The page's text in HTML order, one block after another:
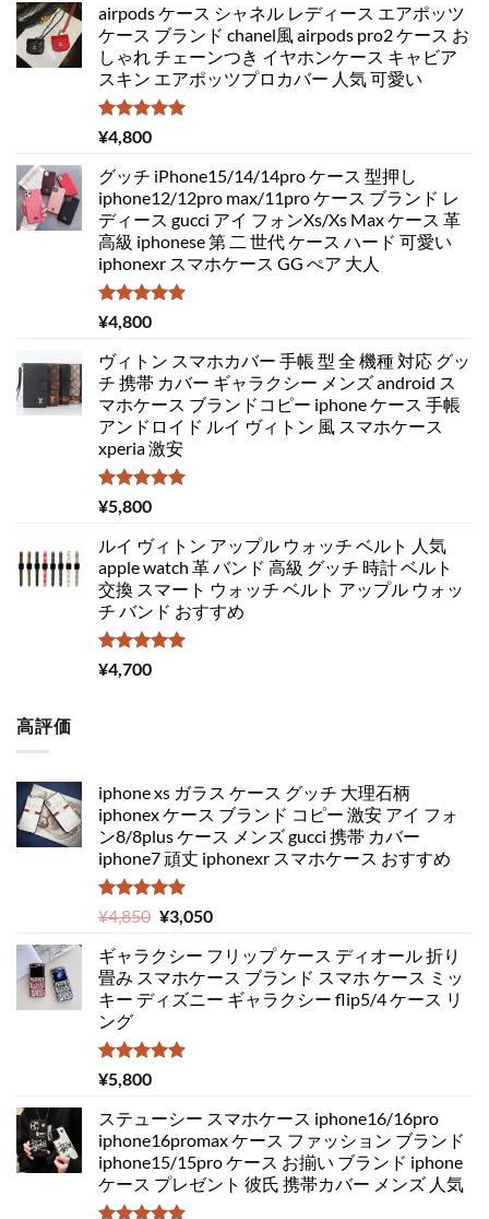
airpods ケース シャネル レディース エアポッツ
ケース ブランド chanel風 airpods pro2 ケース お
しゃれ チェーンつき イヤホンケース キャビア
スキン エアポッツプロカバー 人気 可愛い
5段階中
5.00
¥4,800
グッチ iPhone15/14/14pro ケース 型押し
iphone12/12pro max/11pro ケース ブランド レ
ディース gucci アイ フォンXs/Xs Max ケース 革
高級 iphonese 第 二 世代 ケース ハード 可愛い
iphonexr スマホケース GG ぺア 大人
5段階中
5.00
¥4,800
ヴィトン スマホカバー 手帳 型 全 機種 対応 グッ
チ 携帯 カバー ギャラクシー メンズ android ス
マホケース ブランドコピー iphone ケース 手帳
アンドロイド ルイ ヴィトン 風 スマホケース
xperia 激安
5段階中
5.00
¥5,800
ルイ ヴィトン アップル ウォッチ ベルト 人気
apple watch 革 バンド 高級 グッチ 時計 ベルト
交換 スマート ウォッチ ベルト アップル ウォッ
チ バンド おすすめ
5段階中
5.00
¥4,700
高評価
iphone xs ガラス ケース グッチ 大理石柄
iphonex ケース ブランド コピー 激安 アイ フォ
ン8/8plus ケース メンズ gucci 携帯 カバー
iphone7 頑丈 iphonexr スマホケース おすすめ
5段階中
5.00
の評価
¥4,850 元
価
格
は
で
¥3,050現
の
価
格
ギャラクシー フリップ ケース ディオール 折り
畳み スマホケース ブランド スマホ ケース ミッ
キー ディズニー ギャラクシー flip5/4 ケース リ
ング
5段階中
5.00
¥5,800
ステューシー スマホケース iphone16/16pro
iphone16promax ケース ファッション ブランド
iphone15/15pro ケース お揃い ブランド iphone
ケース プレゼント 彼氏 携帯カバー メンズ 人気